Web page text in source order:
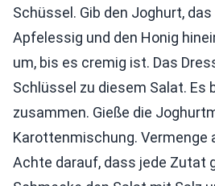
Schüssel. Gib den Joghurt, das
Apfelessig und den Honig
um, bis es cremig ist. Das
Schlüssel zu diesem Salat. Es
zusammen. Gieße die
Karottenmischung. Vermenge
Achte darauf, dass jede Zutat